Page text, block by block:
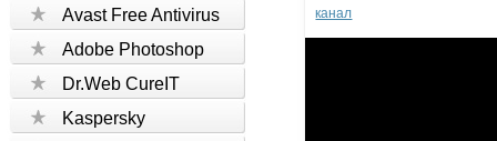
Avast Free Antivirus
Adobe Photoshop
Dr.Web CureIT
Kaspersky
канал